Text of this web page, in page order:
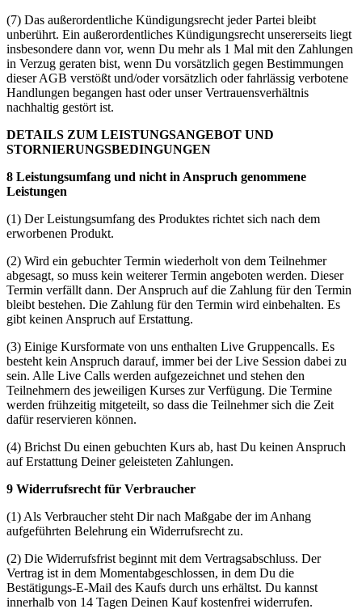
(7) Das außerordentliche Kündigungsrecht jeder Partei bleibt
unberührt. Ein außerordentliches Kündigungsrecht unsererseits liegt
insbesondere dann vor, wenn Du mehr als 1 Mal mit den Zahlungen
in Verzug geraten bist, wenn Du vorsätzlich gegen Bestimmungen
dieser AGB verstößt und/oder vorsätzlich oder fahrlässig verbotene
Handlungen begangen hast oder unser Vertrauensverhältnis
nachhaltig gestört ist.
DETAILS ZUM LEISTUNGSANGEBOT UND
STORNIERUNGSBEDINGUNGEN
8 Leistungsumfang und nicht in Anspruch genommene
Leistungen
(1) Der Leistungsumfang des Produktes richtet sich nach dem
erworbenen Produkt.
(2) Wird ein gebuchter Termin wiederholt von dem Teilnehmer
abgesagt, so muss kein weiterer Termin angeboten werden. Dieser
Termin verfällt dann. Der Anspruch auf die Zahlung für den Termin
bleibt bestehen. Die Zahlung für den Termin wird einbehalten. Es
gibt keinen Anspruch auf Erstattung.
(3) Einige Kursformate von uns enthalten Live Gruppencalls. Es
besteht kein Anspruch darauf, immer bei der Live Session dabei zu
sein. Alle Live Calls werden aufgezeichnet und stehen den
Teilnehmern des jeweiligen Kurses zur Verfügung. Die Termine
werden frühzeitig mitgeteilt, so dass die Teilnehmer sich die Zeit
dafür reservieren können.
(4) Brichst Du einen gebuchten Kurs ab, hast Du keinen Anspruch
auf Erstattung Deiner geleisteten Zahlungen.
9 Widerrufsrecht für Verbraucher
(1) Als Verbraucher steht Dir nach Maßgabe der im Anhang
aufgeführten Belehrung ein Widerrufsrecht zu.
(2) Die Widerrufsfrist beginnt mit dem Vertragsabschluss. Der
Vertrag ist in dem Momentabgeschlossen, in dem Du die
Bestätigungs-E-Mail des Kaufs durch uns erhältst. Du kannst
innerhalb von 14 Tagen Deinen Kauf kostenfrei widerrufen.